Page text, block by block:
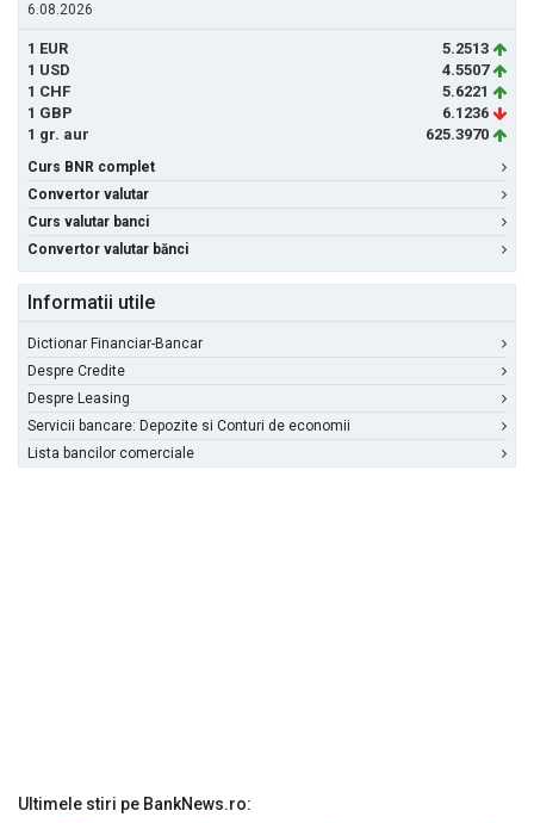
6.08.2026
1 EUR
5.2513
1 USD
4.5507
1 CHF
5.6221
1 GBP
6.1236
1 gr. aur
625.3970
Curs BNR complet
Convertor valutar
Curs valutar banci
Convertor valutar bănci
Informatii utile
Dictionar Financiar-Bancar
Despre Credite
Despre Leasing
Servicii bancare: Depozite si Conturi de economii
Lista bancilor comerciale
Ultimele stiri pe BankNews.ro: